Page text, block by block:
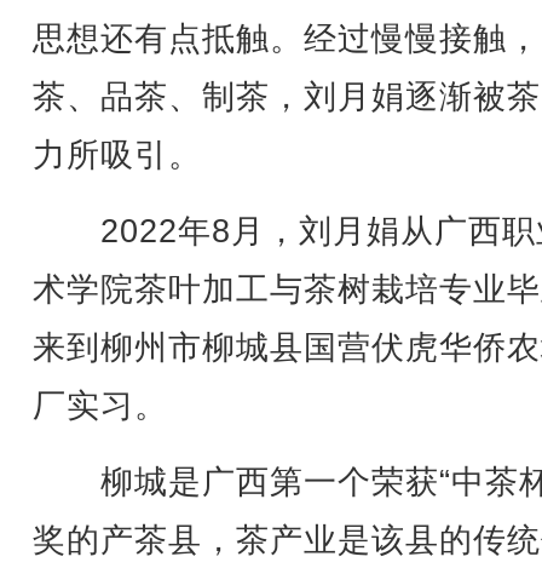
思想还有点抵触。经过慢慢接触
茶、品茶、制茶，刘月娟逐渐被
力所吸引。
2022年8月，刘月娟从广西职
术学院茶叶加工与茶树栽培专业
来到柳州市柳城县国营伏虎华侨
厂实习。
柳城是广西第一个荣获“中茶
奖的产茶县，茶产业是该县的传